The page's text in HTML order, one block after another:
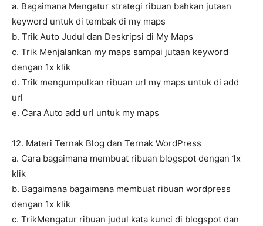
a. Bagaimana Mengatur strategi ribuan bahkan jutaan
keyword untuk di tembak di my maps
b. Trik Auto Judul dan Deskripsi di My Maps
c. Trik Menjalankan my maps sampai jutaan keyword
dengan 1x klik
d. Trik mengumpulkan ribuan url my maps untuk di add
url
e. Cara Auto add url untuk my maps
12. Materi Ternak Blog dan Ternak WordPress
a. Cara bagaimana membuat ribuan blogspot dengan 1x
klik
b. Bagaimana bagaimana membuat ribuan wordpress
dengan 1x klik
c. TrikMengatur ribuan judul kata kunci di blogspot dan